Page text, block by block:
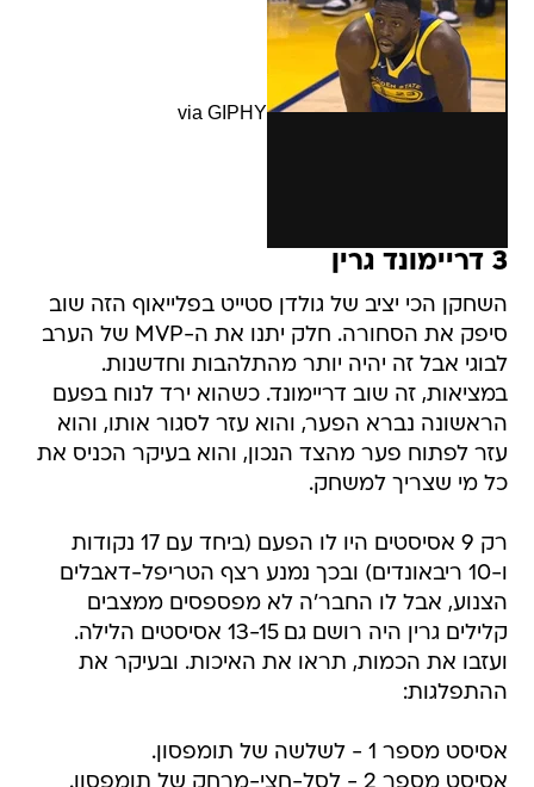
via GIPHY
3 דריימונד גרין
השחקן הכי יציב של גולדן סטייט בפלייאוף הזה שוב
סיפק את הסחורה. חלק יתנו את ה-MVP של הערב
לבוגי אבל זה יהיה יותר מהתלהבות וחדשנות.
במציאות, זה שוב דריימונד. כשהוא ירד לנוח בפעם
הראשונה נברא הפער, והוא עזר לסגור אותו, והוא
עזר לפתוח פער מהצד הנכון, והוא בעיקר הכניס את
כל מי שצריך למשחק.
רק 9 אסיסטים היו לו הפעם (ביחד עם 17 נקודות
ו-10 ריבאונדים) ובכך נמנע רצף הטריפל-דאבלים
הצנוע, אבל לו החבר'ה לא מפספסים ממצבים
קלילים גרין היה רושם גם 13-15 אסיסטים הלילה.
ועזבו את הכמות, תראו את האיכות. ובעיקר את
ההתפלגות:
אסיסט מספר 1 - לשלשה של תומפסון.
אסיסט מספר 2 - לסל-חצי-מרחק של תומפסון.